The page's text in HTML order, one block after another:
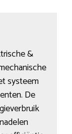
&
systeem
De